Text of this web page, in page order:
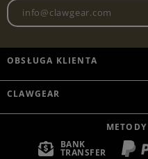
OBSŁUGA KLIENTA
CLAWGEAR
BANK
TRANSFER